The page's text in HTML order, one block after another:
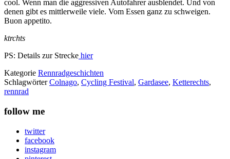
cool. Wenn man die aggressiven Autofahrer ausblendet. Und von
denen gibt es mittlerweile viele. Vom Essen ganz zu schweigen.
Buon appetito.
ktrchts
PS: Details zur Strecke hier
Kategorie Rennradgeschichten
SchlagwörterColnago, Cycling Festival, Gardasee, Ketterechts,
rennrad
follow me
twitter
facebook
instagram